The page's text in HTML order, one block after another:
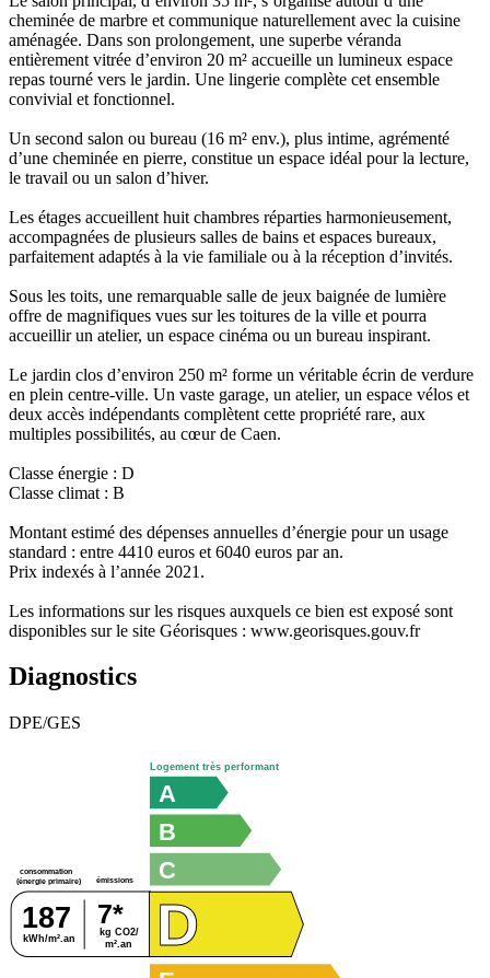
cheminée de marbre et communique naturellement avec la cuisine
aménagée. Dans son prolongement, une superbe véranda
entièrement vitrée d’environ 20 m² accueille un lumineux espace
repas tourné vers le jardin. Une lingerie complète cet ensemble
convivial et fonctionnel.
Un second salon ou bureau (16 m² env.), plus intime, agrémenté
d’une cheminée en pierre, constitue un espace idéal pour la lecture,
le travail ou un salon d’hiver.
Les étages accueillent huit chambres réparties harmonieusement,
accompagnées de plusieurs salles de bains et espaces bureaux,
parfaitement adaptés à la vie familiale ou à la réception d’invités.
Sous les toits, une remarquable salle de jeux baignée de lumière
offre de magnifiques vues sur les toitures de la ville et pourra
accueillir un atelier, un espace cinéma ou un bureau inspirant.
Le jardin clos d’environ 250 m² forme un véritable écrin de verdure
en plein centre-ville. Un vaste garage, un atelier, un espace vélos et
deux accès indépendants complètent cette propriété rare, aux
multiples possibilités, au cœur de Caen.
Classe énergie : D
Classe climat : B
Montant estimé des dépenses annuelles d’énergie pour un usage
standard : entre 4410 euros et 6040 euros par an.
Prix indexés à l’année 2021.
Les informations sur les risques auxquels ce bien est exposé sont
disponibles sur le site Géorisques : www.georisques.gouv.fr
Diagnostics
DPE/GES
consommation
(énergie primaire)
émissions
kg CO2/
m².an
kWh/m².an
187 7* D
C
B
A
Logement très performant